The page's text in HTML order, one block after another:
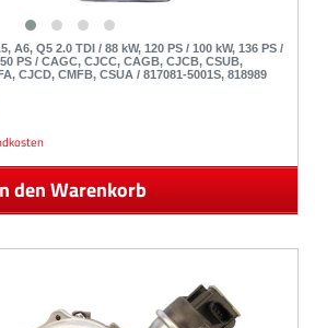
A6, Q5 2.0 TDI / 88 kW, 120 PS / 100 kW, 136 PS /
PS / CAGC, CJCC, CAGB, CJCB, CSUB,
CJCD, CMFB, CSUA / 817081-5001S, 818989
den Warenkorb